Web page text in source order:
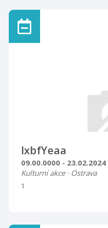
lxbfYeaa
09.00.0000 - 23.02.2024
Kulturní akce · Ostrava
1